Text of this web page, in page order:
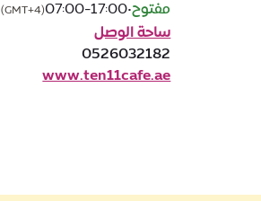
مفتوح•
07:00-17:00
(GMT+4)
ساحة الوصل
0526032182
www.ten11cafe.ae